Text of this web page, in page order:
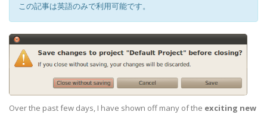
この記事は英語のみで利用可能です。
Over the past few days, I have shown off many of the exciting new